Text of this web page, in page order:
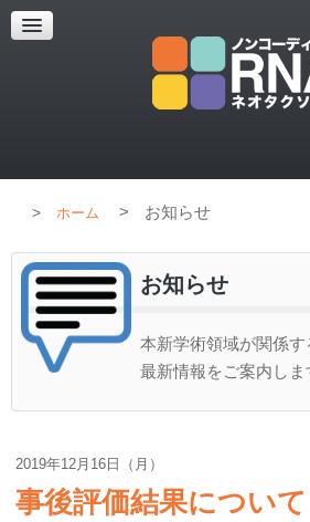
超解像顕微鏡
超解像顕微鏡の紹介
ホーム > お知らせ
お知らせ
本新学術領域が関係
最新情報をご案内しま
2019年12月16日（月）
事後評価結果について